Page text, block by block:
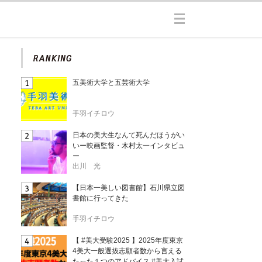
五美術大学と五芸術大学
手羽イチロウ
日本の美大生なんて死んだほうがい
いー映画監督・木村太一インタビュ
ー
出川 光
【日本一美しい図書館】石川県立図
書館に行ってきた
手羽イチロウ
【 #美大受験2025 】2025年度東京
4美大一般選抜志願者数から言える